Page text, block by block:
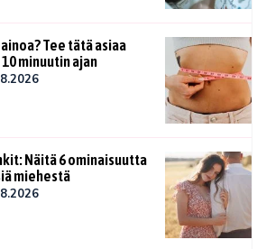
Tee tätä asiaa
minuutin ajan
Näitä 6 ominaisuutta
miehestä